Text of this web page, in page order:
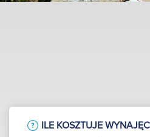
ILE KOSZTUJE